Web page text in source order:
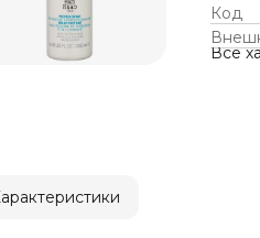
Код
Все